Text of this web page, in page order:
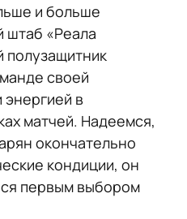
и больше
штаб «Реала
полузащитник
своей
в
матчей. Надеемся,
окончательно
кондиции, он
первым выбором